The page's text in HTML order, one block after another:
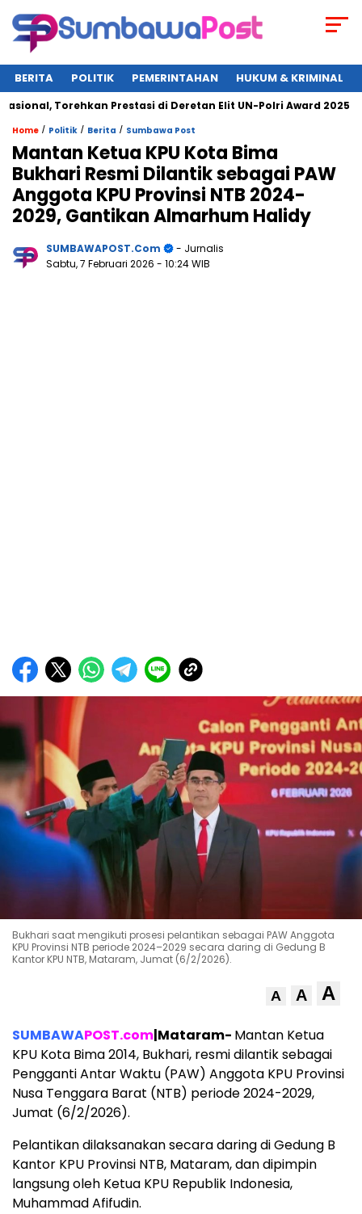
BERITA POLITIK PEMERINTAHAN HUKUM & KRIMINAL
Torehkan Prestasi di Deretan Elit UN-Polri Award 2025
Home / Politik / Berita / Sumbawa Post
Mantan Ketua KPU Kota Bima
Bukhari Resmi Dilantik sebagai PAW
Anggota KPU Provinsi NTB 2024-
2029, Gantikan Almarhum Halidy
SUMBAWAPOST.com
- Jurnalis
Sabtu, 7 Februari 2026 - 10:24 WIB
Bukhari saat mengikuti prosesi pelantikan sebagai PAW Anggota
KPU Provinsi NTB periode 2024–2029 secara daring di Gedung B
Kantor KPU NTB, Mataram, Jumat (6/2/2026).
A A A
SUMBAWAPOST.com|Mataram- Mantan Ketua
KPU Kota Bima 2014, Bukhari, resmi dilantik sebagai
Pengganti Antar Waktu (PAW) Anggota KPU Provinsi
Nusa Tenggara Barat (NTB) periode 2024-2029,
Jumat (6/2/2026).
Pelantikan dilaksanakan secara daring di Gedung B
Kantor KPU Provinsi NTB, Mataram, dan dipimpin
langsung oleh Ketua KPU Republik Indonesia,
Muhammad Afifudin.